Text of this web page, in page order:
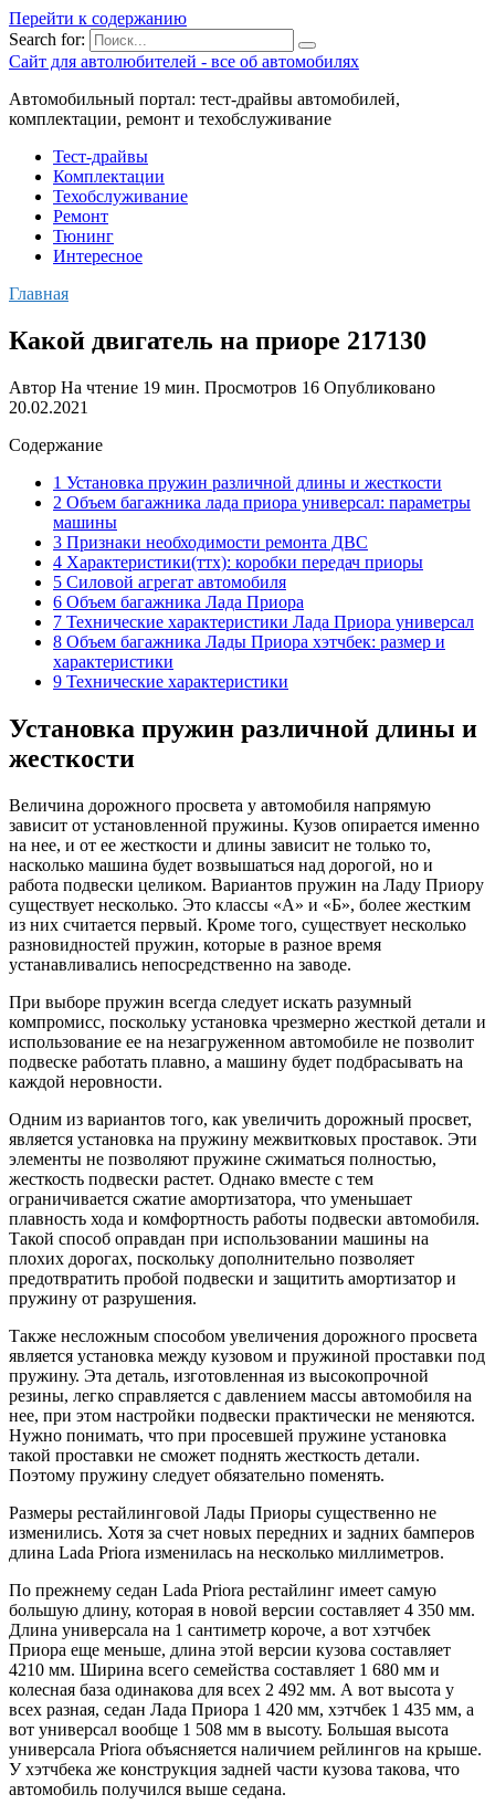
Перейти к содержанию
Search for:
Сайт для автолюбителей - все об автомобилях
Автомобильный портал: тест-драйвы автомобилей,
комплектации, ремонт и техобслуживание
Тест-драйвы
Комплектации
Техобслуживание
Ремонт
Тюнинг
Интересное
Главная
Какой двигатель на приоре 217130
Автор На чтение 19 мин. Просмотров 16 Опубликовано
20.02.2021
Содержание
1 Установка пружин различной длины и жесткости
2 Объем багажника лада приора универсал: параметры
машины
3 Признаки необходимости ремонта ДВС
4 Характеристики(ттх): коробки передач приоры
5 Силовой агрегат автомобиля
6 Объем багажника Лада Приора
7 Технические характеристики Лада Приора универсал
8 Объем багажника Лады Приора хэтчбек: размер и
характеристики
9 Технические характеристики
Установка пружин различной длины и
жесткости
Величина дорожного просвета у автомобиля напрямую
зависит от установленной пружины. Кузов опирается именно
на нее, и от ее жесткости и длины зависит не только то,
насколько машина будет возвышаться над дорогой, но и
работа подвески целиком. Вариантов пружин на Ладу Приору
существует несколько. Это классы «А» и «Б», более жестким
из них считается первый. Кроме того, существует несколько
разновидностей пружин, которые в разное время
устанавливались непосредственно на заводе.
При выборе пружин всегда следует искать разумный
компромисс, поскольку установка чрезмерно жесткой детали и
использование ее на незагруженном автомобиле не позволит
подвеске работать плавно, а машину будет подбрасывать на
каждой неровности.
Одним из вариантов того, как увеличить дорожный просвет,
является установка на пружину межвитковых проставок. Эти
элементы не позволяют пружине сжиматься полностью,
жесткость подвески растет. Однако вместе с тем
ограничивается сжатие амортизатора, что уменьшает
плавность хода и комфортность работы подвески автомобиля.
Такой способ оправдан при использовании машины на
плохих дорогах, поскольку дополнительно позволяет
предотвратить пробой подвески и защитить амортизатор и
пружину от разрушения.
Также несложным способом увеличения дорожного просвета
является установка между кузовом и пружиной проставки под
пружину. Эта деталь, изготовленная из высокопрочной
резины, легко справляется с давлением массы автомобиля на
нее, при этом настройки подвески практически не меняются.
Нужно понимать, что при просевшей пружине установка
такой проставки не сможет поднять жесткость детали.
Поэтому пружину следует обязательно поменять.
Размеры рестайлинговой Лады Приоры существенно не
изменились. Хотя за счет новых передних и задних бамперов
длина Lada Priora изменилась на несколько миллиметров.
По прежнему седан Lada Priora рестайлинг имеет самую
большую длину, которая в новой версии составляет 4 350 мм.
Длина универсала на 1 сантиметр короче, а вот хэтчбек
Приора еще меньше, длина этой версии кузова составляет
4210 мм. Ширина всего семейства составляет 1 680 мм и
колесная база одинакова для всех 2 492 мм. А вот высота у
всех разная, седан Лада Приора 1 420 мм, хэтчбек 1 435 мм, а
вот универсал вообще 1 508 мм в высоту. Большая высота
универсала Priora объясняется наличием рейлингов на крыше.
У хэтчбека же конструкция задней части кузова такова, что
автомобиль получился выше седана.